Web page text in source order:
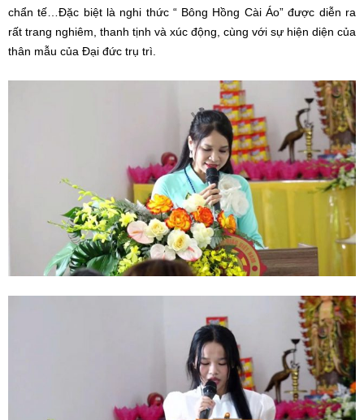
chẩn tế…Đặc biệt là nghi thức “ Bông Hồng Cài Áo” được diễn ra
rất trang nghiêm, thanh tịnh và xúc động, cùng với sự hiện diện của
thân mẫu của Đại đức trụ trì.